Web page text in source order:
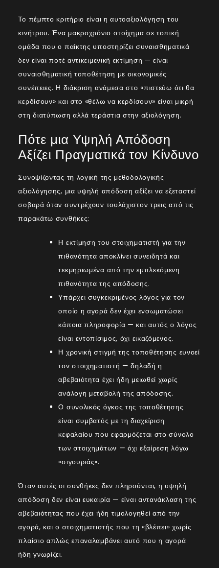
Το πέμπτο κριτήριο είναι η αυτοαξιολόγηση του
κινήτρου. Ένα μακροχρόνιο στοίχημα σε τοπική
ομάδα που ο παίκτης υποστηρίζει συναισθηματικά
δεν είναι ποτέ αντικειμενική εκτίμηση — είναι
συναισθηματική τοποθέτηση με οικονομικές
συνέπειες. Η διάκριση ανάμεσα στο «πιστεύω ότι θα
κερδίσουν» και στο «θέλω να κερδίσουν» είναι μικρή
στη διατύπωση αλλά τεράστια στην αξιολόγηση.
Πότε μια Υψηλή Απόδοση
Αξίζει Πραγματικά τον Κίνδυνο
Συνοψίζοντας τη λογική της μεθοδολογικής
αξιολόγησης, μια υψηλή απόδοση αξίζει να εξεταστεί
σοβαρά όταν συντρέχουν τουλάχιστον τρεις από τις
παρακάτω συνθήκες:
Η εκτίμηση του στοιχηματιστή για την
πιθανότητα αποκλίνει συνειδητά και
τεκμηριωμένα από την εμπλεκόμενη
πιθανότητα της απόδοσης.
Υπάρχει συγκεκριμένος λόγος για τον
οποίο η αγορά δεν έχει ενσωματώσει
κάποια πληροφορία — και αυτός ο λόγος
είναι εντοπίσιμος, όχι εικαζόμενος.
Η χρονική στιγμή της τοποθέτησης ευνοεί
τον στοιχηματιστή — δηλαδή η
αβεβαιότητα έχει ήδη μειωθεί χωρίς
ανάλογη μεταβολή της απόδοσης.
Ο συνολικός όγκος της τοποθέτησης
είναι συμβατός με τηδιαχείριση
κεφαλαίου που εφαρμόζεται στο σύνολο
των στοιχημάτων — όχι εξαίρεση λόγω
«σιγουριάς».
Όταν αυτές οι συνθήκες δεν πληρούνται, η υψηλή
απόδοση δεν είναι ευκαιρία — είναι αντανάκλαση της
αβεβαιότητας που έχει ήδη τιμολογηθεί από την
αγορά, και ο στοιχηματιστής που τη «βλέπει» χωρίς
πλαίσιο απλώς επαναλαμβάνει αυτό που η αγορά
ήδη γνωρίζει.